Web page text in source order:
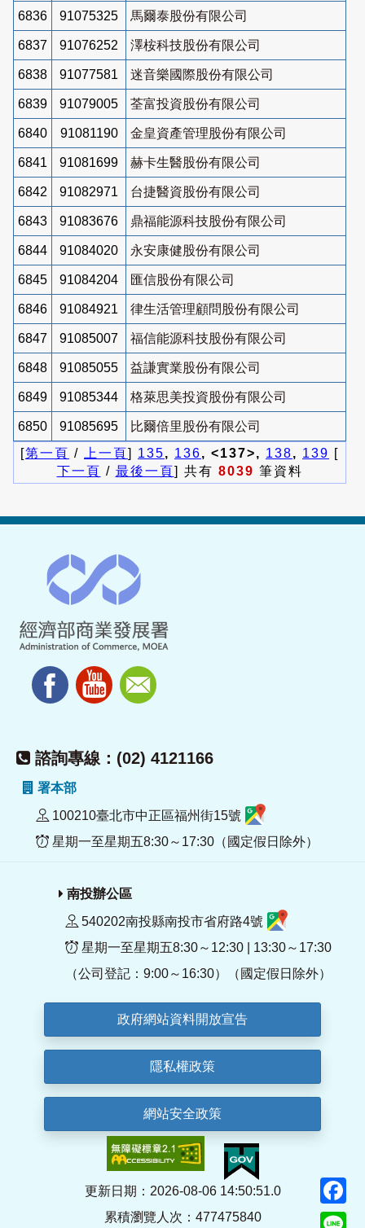
6836 91075325 馬爾泰股份有限公司
6837 91076252 澤桉科技股份有限公司
6838 91077581 迷音樂國際股份有限公司
6839 91079005 荃富投資股份有限公司
6840 91081190 金皇資產管理股份有限公司
6841 91081699 赫卡生醫股份有限公司
6842 91082971 台捷醫資股份有限公司
6843 91083676 鼎福能源科技股份有限公司
6844 91084020 永安康健股份有限公司
6845 91084204 匯信股份有限公司
6846 91084921 律生活管理顧問股份有限公司
6847 91085007 福信能源科技股份有限公司
6848 91085055 益謙實業股份有限公司
6849 91085344 格萊思美投資股份有限公司
6850 91085695
比爾倍里股份有限公司
[第一頁 / 上一頁] 135, 136, <137>, 138, 139 [
下一頁 / 最後一頁] 共有 8039 筆資料
諮詢專線：(02) 4121166
署本部
100210臺北市中正區福州街15號
星期一至星期五8:30～17:30（國定假日除外）
南投辦公區
540202南投縣南投市省府路4號
星期一至星期五8:30～12:30 | 13:30～17:30
（公司登記：9:00～16:30）（國定假日除外）
政府網站資料開放宣告
隱私權政策
網站安全政策
更新日期：2026-08-06 14:50:51.0
累積瀏覽人次：477475840